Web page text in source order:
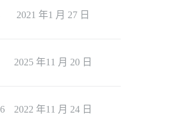
2021 年1 月 27 日
2025 年11 月 20 日
2022 年11 月 24 日